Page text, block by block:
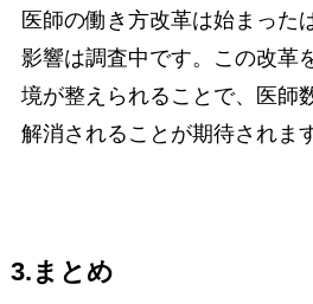
医師の働き方改革は始まった
影響は調査中です。この改革
境が整えられることで、医師
解消されることが期待されま
3.まとめ